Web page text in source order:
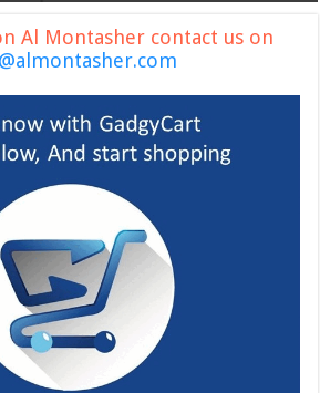
Al Montasher contact us on